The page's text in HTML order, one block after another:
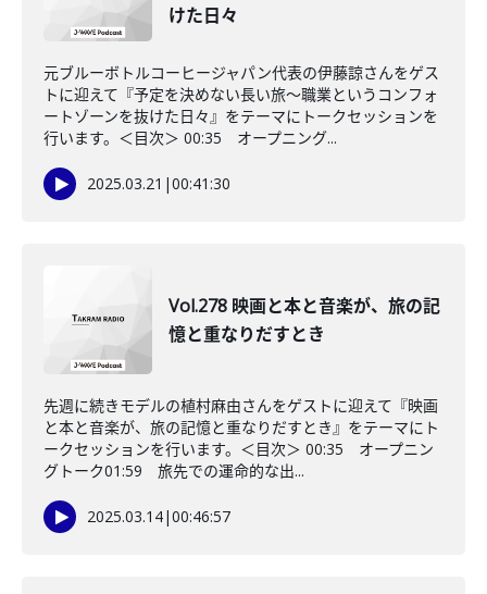
けた日々
元ブルーボトルコーヒージャパン代表の伊藤諒さんをゲス
トに迎えて『予定を決めない長い旅〜職業というコンフォ
ートゾーンを抜けた日々』をテーマにトークセッションを
行います。＜目次＞ 00:35 オープニング...
2025.03.21 |00:41:30
Vol.278 映画と本と音楽が、旅の記
憶と重なりだすとき
先週に続きモデルの植村麻由さんをゲストに迎えて『映画
と本と音楽が、旅の記憶と重なりだすとき』をテーマにト
ークセッションを行います。＜目次＞ 00:35 オープニン
グトーク01:59 旅先での運命的な出...
2025.03.14|00:46:57